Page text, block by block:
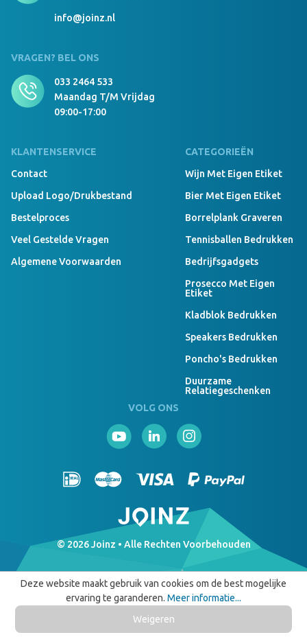
info@joinz.nl
VRAGEN? BEL ONS
033 2464 533
Maandag T/m Vrijdag
09:00-17:00
KLANTENSERVICE
Contact
Upload Logo/drukbestand
Bestelproces
Veel Gestelde Vragen
Algemene Voorwaarden
CATEGORIEËN
Wijn Met Eigen Etiket
Bier Met Eigen Etiket
Borrelplank Graveren
Tennisballen Bedrukken
Bedrijfsgadgets
Prosecco Met Eigen
Etiket
Kladblok Bedrukken
Speakers Bedrukken
Poncho's Bedrukken
Duurzame
Relatiegeschenken
VOLG ONS
© 2026 Joinz • Alle Rechten Voorbehouden
Deze website maakt gebruik van cookies om de best mogelijke
ervaring te garanderen. Meer informatie...
Weigeren